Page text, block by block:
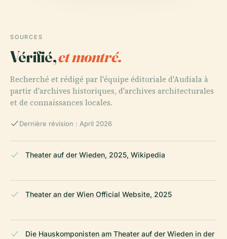
SOURCES
Vérifié,et montré.
Recherché et rédigé par l'équipe éditoriale d'Audiala à
partir d'archives historiques, d'archives architecturales
et de connaissances locales.
Dernière révision : April 2026
Theater auf der Wieden, 2025, Wikipedia
Theater an der Wien Official Website, 2025
Die Hauskomponisten am Theater auf der Wieden in der